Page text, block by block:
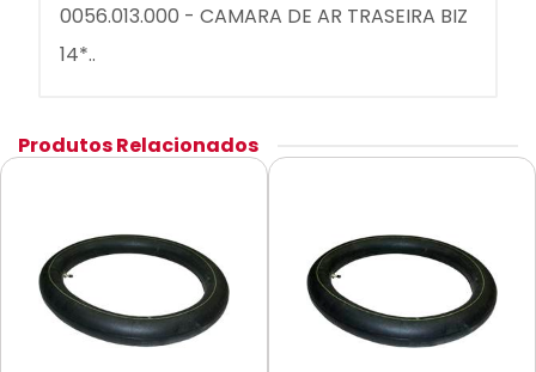
0056.013.000 - CAMARA DE AR TRASEIRA BIZ
14*..
Produtos Relacionados